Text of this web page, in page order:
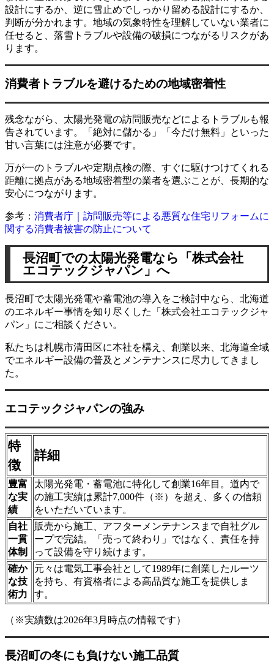
設計にするか、逆に雪止めでしっかり留める設計にするか、
判断が分かれます。地域の気象特性を理解していない業者に
任せると、落雪トラブルや設備の破損につながるリスクがあ
ります。
消費者トラブルを避けるための地域密着性
残念ながら、太陽光発電の訪問販売などによるトラブルも報
告されています。「絶対に儲かる」「今だけ無料」といった
甘い言葉には注意が必要です。
万が一のトラブルや定期点検の際、すぐに駆けつけてくれる
距離に拠点がある地域密着型の業者を選ぶことが、長期的な
安心につながります。
参考： 消費者庁｜訪問販売等による悪質な住宅リフォームに
関する消費者被害の防止について
長沼町での太陽光発電なら「株式会社
エコテックジャパン」へ
長沼町で太陽光発電や蓄電池の導入をご検討中なら、北海道
のエネルギー事情を知り尽くした「株式会社エコテックジャ
パン」にご相談ください。
私たちは札幌市清田区に本社を構え、創業以来、北海道全域
でエネルギー設備の普及とメンテナンスに尽力してきまし
た。
エコテックジャパンの強み
特
徴
詳細
豊富
な実
績
太陽光発電・蓄電池に特化して創業16年目。道内で
の施工実績は累計7,000件（※）を超え、多くの信頼
をいただいています。
自社
一貫
体制
販売から施工、アフターメンテナンスまで自社グル
ープで完結。「売って終わり」ではなく、責任を持
って設備を守り続けます。
確か
な技
術力
元々は電気工事会社として1989年に創業したルーツ
を持ち、有資格者による高品質な施工を提供しま
す。
（※実績数は2026年3月時点の情報です）
長沼町の冬にも負けない施工品質